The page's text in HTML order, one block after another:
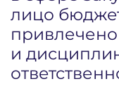
лицо
и